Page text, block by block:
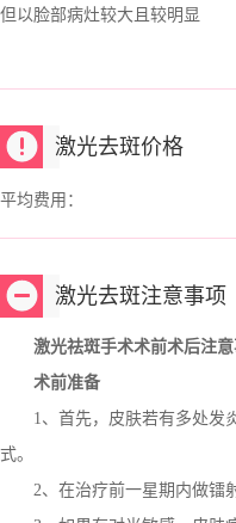
但以脸部病灶较大且较明显
激光去斑价格
平均费用：
激光去斑注意事项
激光祛斑手术术前术后注意
术前准备
1、首先，皮肤若有多处发炎
式。
2、在治疗前一星期内做镭射